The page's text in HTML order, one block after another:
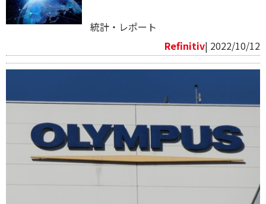
統計・レポート
Refinitiv​| 2022/10/12